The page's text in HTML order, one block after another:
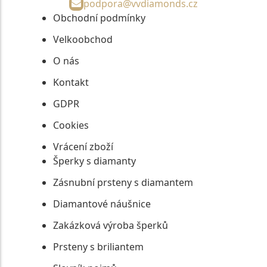
podpora@vvdiamonds.cz
Obchodní podmínky
Velkoobchod
O nás
Kontakt
GDPR
Cookies
Vrácení zboží
Šperky s diamanty
Zásnubní prsteny s diamantem
Diamantové náušnice
Zakázková výroba šperků
Prsteny s briliantem